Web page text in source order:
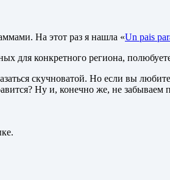
На этот раз я нашла «Un pais
для конкретного региона,
скучноватой. Но если вы
Ну и, конечно же, не забываем